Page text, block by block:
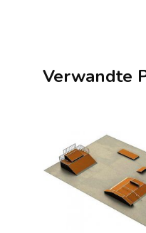
Verwandte